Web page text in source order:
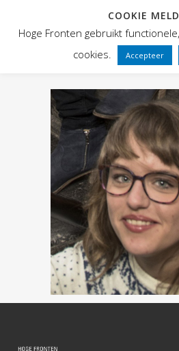
COOKIE
Hoge Fronten gebruikt
cookies.
Accepteer